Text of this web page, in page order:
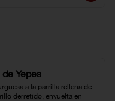
Yepes
a la parrilla rellena de
derretido, envuelta en